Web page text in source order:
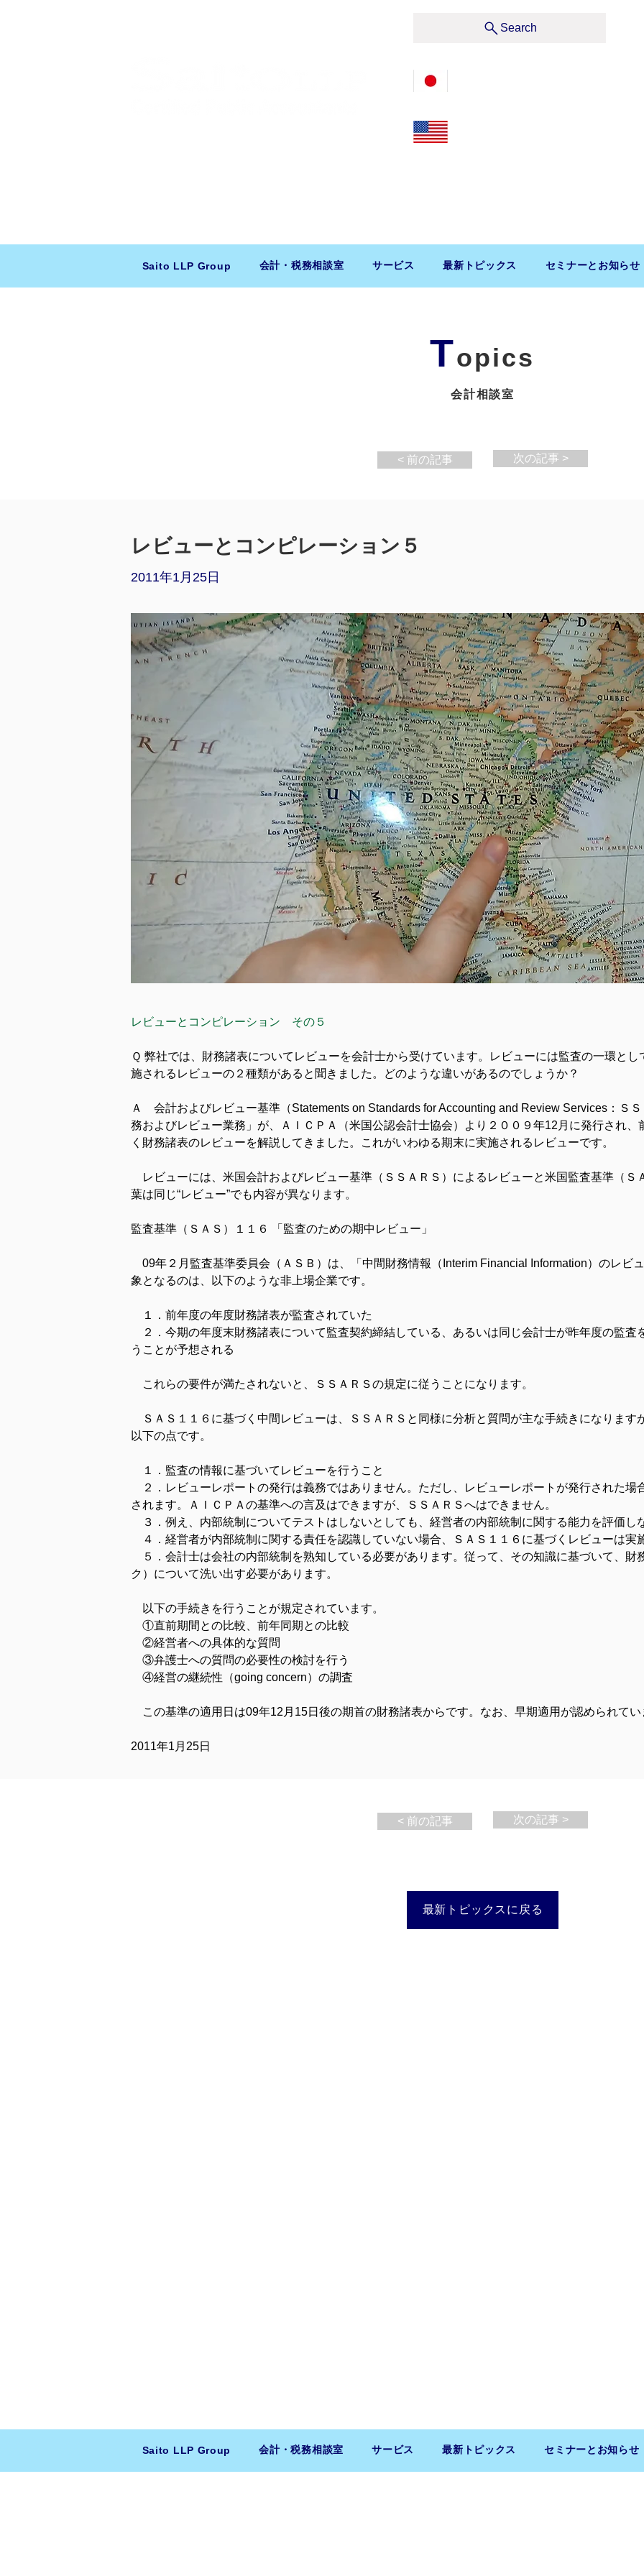
Search
Saito LLP Group 会計・税務相談室 サービス 最新トピックス セミナーとお知らせ
Topics
会計相談室
< 前の記事 次の記事 >
レビューとコンピレーション５
2011年1月25日
レビューとコンピレーション　その５
Ｑ 弊社では、財務諸表についてレビューを会計士から受けています。レビューには監査の一環と
施されるレビューの２種類があると聞きました。どのような違いがあるのでしょうか？
Ａ　会計およびレビュー基準（Statements on Standards for Accounting and Review Services：Ｓ
務およびレビュー業務」が、ＡＩＣＰＡ（米国公認会計士協会）より２００９年12月に発行され
く財務諸表のレビューを解説してきました。これがいわゆる期末に実施されるレビューです。
レビューには、米国会計およびレビュー基準（ＳＳＡＲＳ）によるレビューと米国監査基準（Ｓ
葉は同じ“レビュー”でも内容が異なります。
監査基準（ＳＡＳ）１１６ 「監査のための期中レビュー」
09年２月監査基準委員会（ＡＳＢ）は、「中間財務情報（Interim Financial Information）のレビ
象となるのは、以下のような非上場企業です。
１．前年度の年度財務諸表が監査されていた
２．今期の年度末財務諸表について監査契約締結している、あるいは同じ会計士が昨年度の監査
うことが予想される
これらの要件が満たされないと、ＳＳＡＲＳの規定に従うことになります。
ＳＡＳ１１６に基づく中間レビューは、ＳＳＡＲＳと同様に分析と質問が主な手続きになります
以下の点です。
１．監査の情報に基づいてレビューを行うこと
２．レビューレポートの発行は義務ではありません。ただし、レビューレポートが発行された場
されます。ＡＩＣＰＡの基準への言及はできますが、ＳＳＡＲＳへはできません。
３．例え、内部統制についてテストはしないとしても、経営者の内部統制に関する能力を評価し
４．経営者が内部統制に関する責任を認識していない場合、ＳＡＳ１１６に基づくレビューは実
５．会計士は会社の内部統制を熟知している必要があります。従って、その知識に基づいて、財
ク）について洗い出す必要があります。
以下の手続きを行うことが規定されています。
①直前期間との比較、前年同期との比較
②経営者への具体的な質問
③弁護士への質問の必要性の検討を行う
④経営の継続性（going concern）の調査
この基準の適用日は09年12月15日後の期首の財務諸表からです。なお、早期適用が認められてい
2011年1月25日
< 前の記事 次の記事 >
最新トピックスに戻る
Saito LLP Group 会計・税務相談室 サービス 最新トピックス セミナーとお知らせ